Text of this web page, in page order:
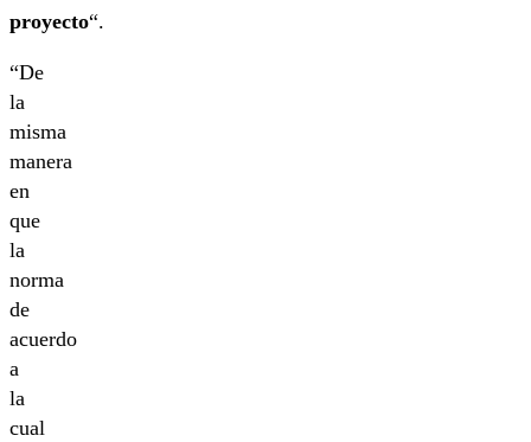
proyecto“.
“De
la
misma
manera
en
que
la
norma
de
acuerdo
a
la
cual